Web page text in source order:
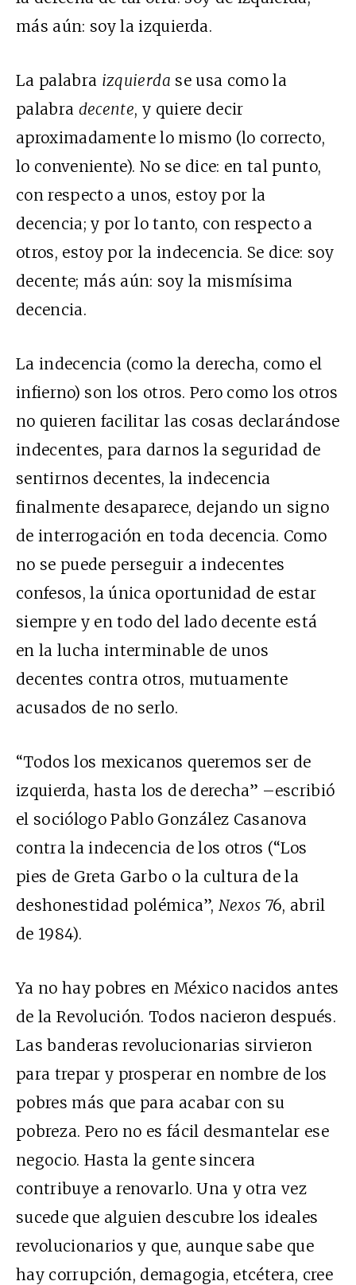
más aún: soy la izquierda.
La palabra izquierda se usa como la
palabra decente, y quiere decir
aproximadamente lo mismo (lo correcto,
lo conveniente). No se dice: en tal punto,
con respecto a unos, estoy por la
decencia; y por lo tanto, con respecto a
otros, estoy por la indecencia. Se dice: soy
decente; más aún: soy la mismísima
decencia.
La indecencia (como la derecha, como el
infierno) son los otros. Pero como los otros
no quieren facilitar las cosas declarándose
indecentes, para darnos la seguridad de
sentirnos decentes, la indecencia
finalmente desaparece, dejando un signo
de interrogación en toda decencia. Como
no se puede perseguir a indecentes
confesos, la única oportunidad de estar
siempre y en todo del lado decente está
en la lucha interminable de unos
decentes contra otros, mutuamente
acusados de no serlo.
“Todos los mexicanos queremos ser de
izquierda, hasta los de derecha” –escribió
el sociólogo Pablo González Casanova
contra la indecencia de los otros (“Los
pies de Greta Garbo o la cultura de la
deshonestidad polémica”, Nexos 76, abril
de 1984).
Ya no hay pobres en México nacidos antes
de la Revolución. Todos nacieron después.
Las banderas revolucionarias sirvieron
para trepar y prosperar en nombre de los
pobres más que para acabar con su
pobreza. Pero no es fácil desmantelar ese
negocio. Hasta la gente sincera
contribuye a renovarlo. Una y otra vez
sucede que alguien descubre los ideales
revolucionarios y que, aunque sabe que
hay corrupción, demagogia, etcétera, cree